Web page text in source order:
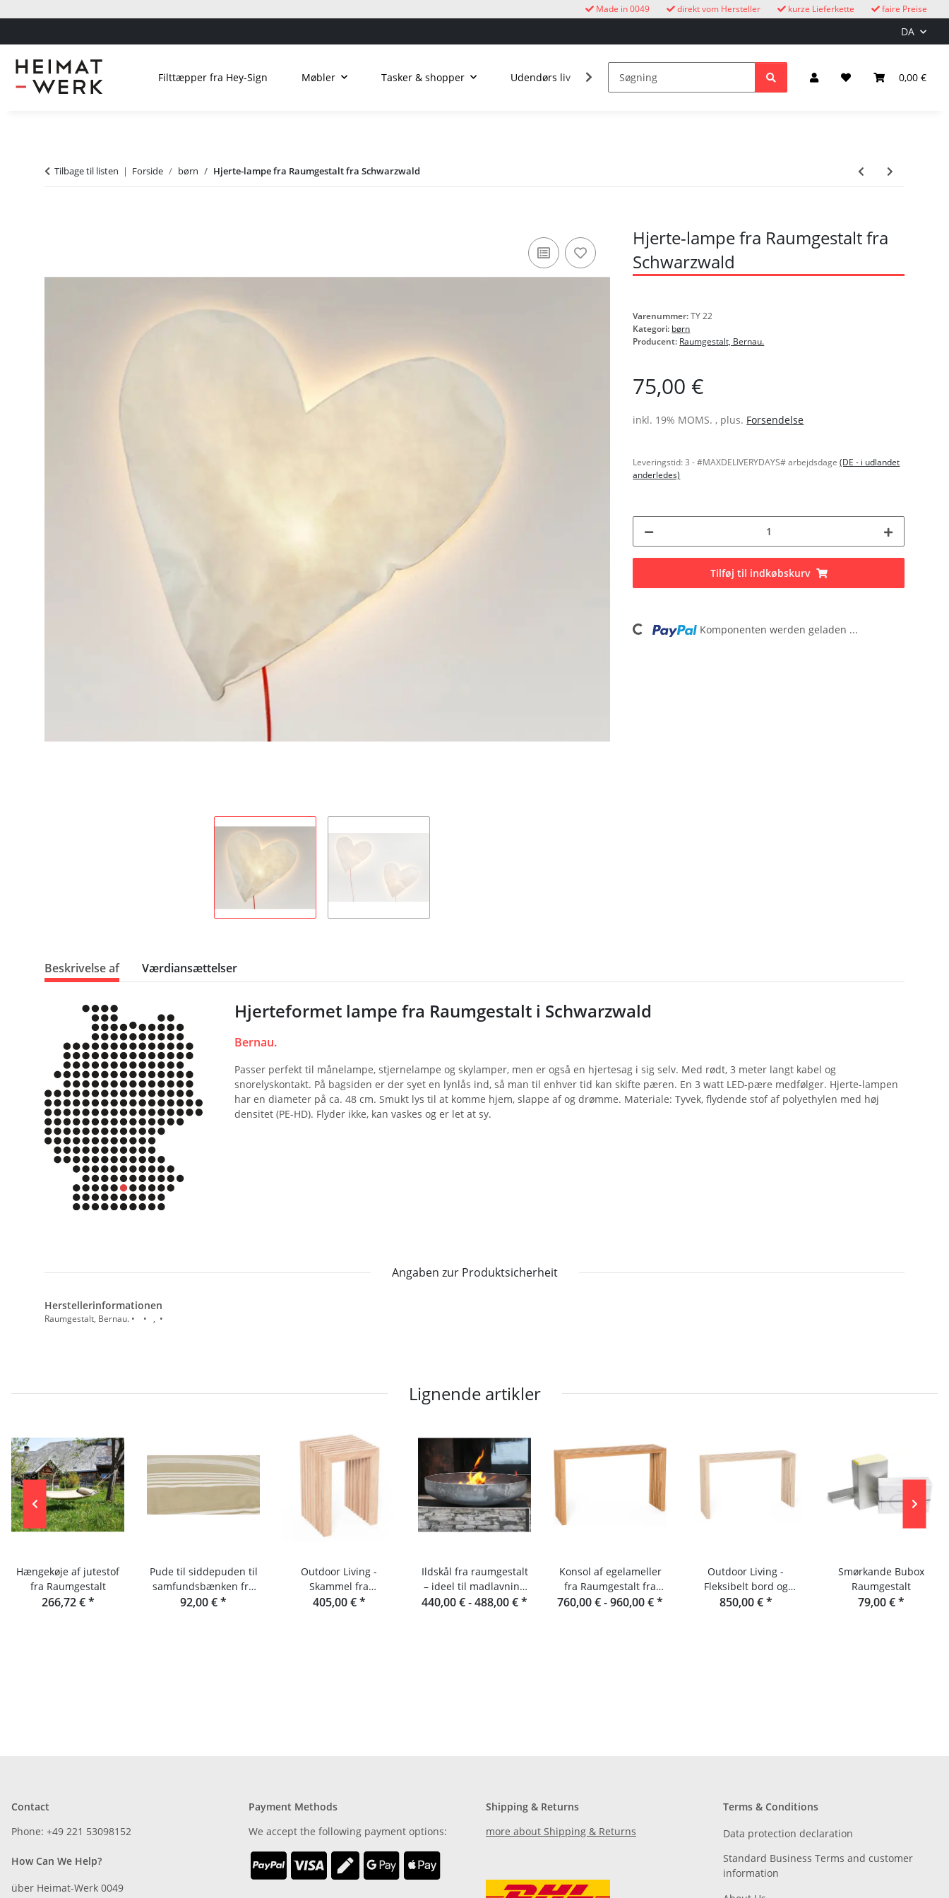
faire Preise
kurze Lieferkette
direkt vom Hersteller
Made in 0049
DA
0,00 €
Filttæpper fra Hey-Sign Møbler Tasker & shopper Udendørs liv Kukure Lys & elektricitet
Tilbage til listen Forside børn Hjerte-lampe fra Raumgestalt fra Schwarzwald
Hjerte-lampe fra Raumgestalt fra
Schwarzwald
Varenummer:TY 22
Kategori: børn
Producent: Raumgestalt, Bernau.
75,00 €
inkl. 19% MOMS. , plus. Forsendelse
Leveringstid:3 - #MAXDELIVERYDAYS# arbejdsdage(DE - i udlandet
anderledes)
Tilføj til indkøbskurv
Loading... Komponenten werden geladen ...
Beskrivelse af Værdiansættelser
Hjerteformet lampe fra Raumgestalt i Schwarzwald
Bernau.
Passer perfekt til månelampe, stjernelampe og skylamper, men er også en hjertesag i sig selv. Med rødt, 3 meter langt kabel og
snorelyskontakt. På bagsiden er der syet en lynlås ind, så man til enhver tid kan skifte pæren. En 3 watt LED-pære medfølger. Hjerte-lampen
har en diameter på ca. 48 cm. Smukt lys til at komme hjem, slappe af og drømme. Materiale: Tyvek, flydende stof af polyethylen med høj
densitet (PE-HD). Flyder ikke, kan vaskes og er let at sy.
Angaben zur Produktsicherheit
Herstellerinformationen
Raumgestalt, Bernau. • • , •
Lignende artikler
Hængekøje af jutestof
fra Raumgestalt
266,72 €*
Pude til siddepuden til
samfundsbænken fra
raumgestalt
92,00 €*
Outdoor Living -
Skammel fra
raumgestalt - Lameller
405,00 €*
Ildskål fra raumgestalt
– ideel til madlavning
udendørs
440,00 € -488,00 €*
Konsol af egelameller
fra Raumgestalt fra
Schwarzwald
760,00 € -960,00 €*
Outdoor Living -
Fleksibelt bord og
konsol i Douglas-fyr
850,00 €*
Smørkande Bubox
Raumgestalt
79,00 €*
Contact
Phone: +49 221 53098152
How Can We Help?
über Heimat-Werk 0049
Payment Methods
We accept the following payment options:
Shipping & Returns
more about Shipping & Returns
Terms & Conditions
Data protection declaration
Standard Business Terms and customer
information